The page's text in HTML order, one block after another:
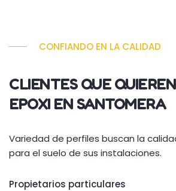
CONFIANDO EN LA CALIDAD
CLIENTES QUE
EPOXI EN SANTOMERA
Variedad de perfiles buscan la
para el suelo de sus instalaciones.
Propietarios particulares